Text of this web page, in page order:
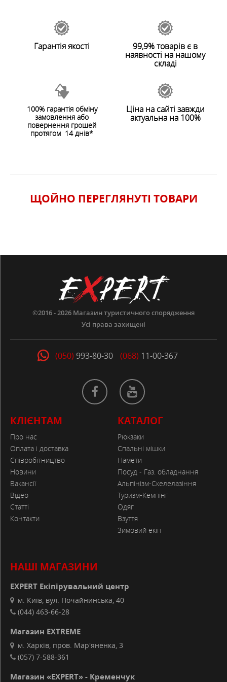
ручка для подачи газа обеспечит плавную
регулировку размеров пламени.
ХАРАКТЕРИСТИКИ
ЗАЛИШИТИ ВІДГУК
Гарантія якості 99,9% товарів є в
наявності на нашому
складі
100% гарантія обміну
замовлення або
повернення грошей
протягом 14 днів*
Ціна на сайті завжди
актуальна на 100%
ЩОЙНО ПЕРЕГЛЯНУТI ТОВАРИ
©2016 - 2026 Магазин туристичного спорядження
Усі права захищені
(050) 993-80-30 (068) 11-00-367
КЛІЄНТАМ
Про нас
Оплата і доставка
Співробітництво
Новини
Вакансії
Відео
Статті
Контакти
КАТАЛОГ
Рюкзаки
Спальні мішки
Намети
Посуд - Газ. обладнання
Альпінізм-Скелелазіння
Туризм-Кемпінг
Одяг
Взуття
Зимовий екіп
НАШІ МАГАЗИНИ
EXPERT Екіпірувальний центр
м. Київ, вул. Почайнинська, 40
(044) 463-66-28
Магазин EXTREME
м. Харків, пров. Мар'яненка, 3
(057) 7-588-361
Магазин «EXPERT» - Кременчук